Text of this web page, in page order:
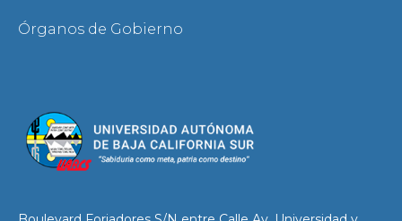
Órganos de Gobierno